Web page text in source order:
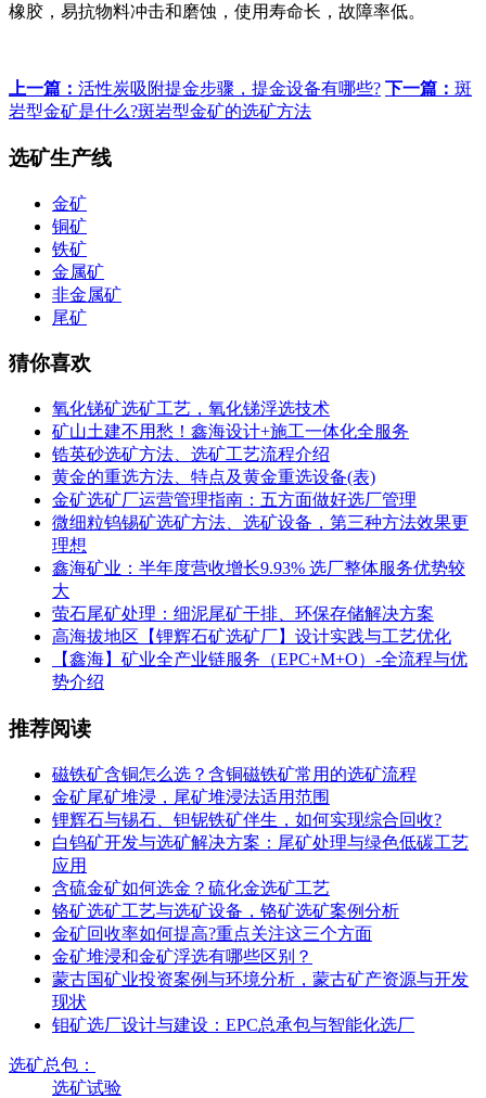
橡胶，易抗物料冲击和磨蚀，使用寿命长，故障率低。
上一篇： 活性炭吸附提金步骤，提金设备有哪些? 下一篇： 斑
岩型金矿是什么?斑岩型金矿的选矿方法
选矿生产线
金矿
铜矿
铁矿
金属矿
非金属矿
尾矿
猜你喜欢
氧化锑矿选矿工艺，氧化锑浮选技术
矿山土建不用愁！鑫海设计+施工一体化全服务
锆英砂选矿方法、选矿工艺流程介绍
黄金的重选方法、特点及黄金重选设备(表)
金矿选矿厂运营管理指南：五方面做好选厂管理
微细粒钨锡矿选矿方法、选矿设备，第三种方法效果更
理想
鑫海矿业：半年度营收增长9.93% 选厂整体服务优势较
大
萤石尾矿处理：细泥尾矿干排、环保存储解决方案
高海拔地区【锂辉石矿选矿厂】设计实践与工艺优化
【鑫海】矿业全产业链服务（EPC+M+O）-全流程与优
势介绍
推荐阅读
磁铁矿含铜怎么选？含铜磁铁矿常用的选矿流程
金矿尾矿堆浸，尾矿堆浸法适用范围
锂辉石与锡石、钽铌铁矿伴生，如何实现综合回收?
白钨矿开发与选矿解决方案：尾矿处理与绿色低碳工艺
应用
含硫金矿如何选金？硫化金选矿工艺
铬矿选矿工艺与选矿设备，铬矿选矿案例分析
金矿回收率如何提高?重点关注这三个方面
金矿堆浸和金矿浮选有哪些区别？
蒙古国矿业投资案例与环境分析，蒙古矿产资源与开发
现状
钼矿选厂设计与建设：EPC总承包与智能化选厂
选矿总包：
选矿试验